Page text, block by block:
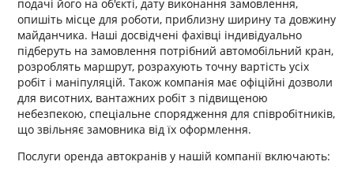
подачі його на об'єкті, дату виконання замовлення,
опишіть місце для роботи, приблизну ширину та довжину
майданчика. Наші досвідчені фахівці індивідуально
підберуть на замовлення потрібний автомобільний кран,
розроблять маршрут, розрахують точну вартість усіх
робіт і маніпуляцій. Також компанія має офіційні дозволи
для висотних, вантажних робіт з підвищеною
небезпекою, спеціальне спорядження для співробітників,
що звільняє замовника від їх оформлення.
Послуги оренда автокранів у нашій компанії включають: